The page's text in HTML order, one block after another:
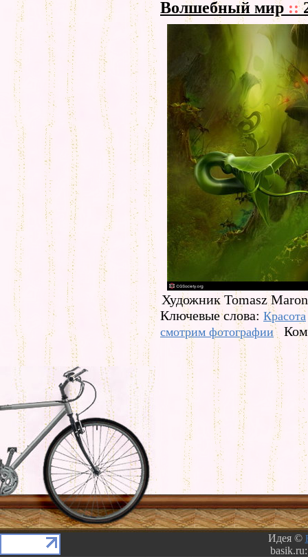
Волшебный мир ::
Художник Tomasz
Ключевые слова: Красота
смотрим фотографии
Идея ©